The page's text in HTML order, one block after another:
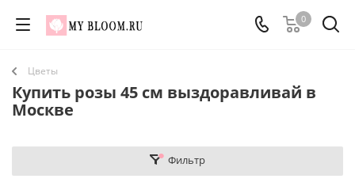
0
Цветы
Купить розы 45 см выздоравливай в
Москве
Фильтр